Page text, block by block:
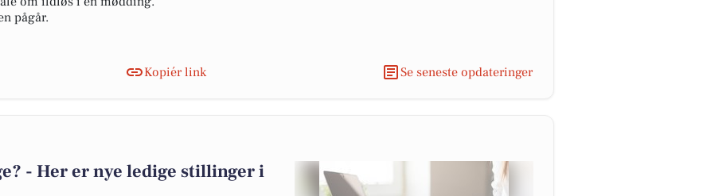
pågår.
Kopiér link Se seneste opdateringer
- Her er nye ledige stillinger i